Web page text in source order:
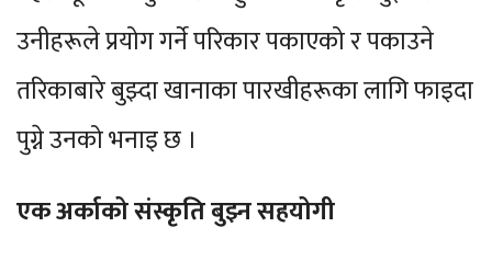
उनीहरूले प्रयोग गर्ने परिकार पकाएको र पकाउने
तरिकाबारे बुझ्दा खानाका पारखीहरूका लागि फाइदा
पुग्ने उनको भनाइ छ ।
एक अर्काको संस्कृति बुझ्न सहयोगी